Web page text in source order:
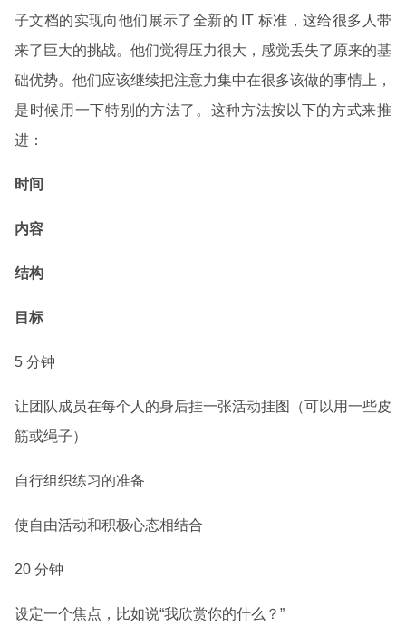
子文档的实现向他们展示了全新的 IT 标准，这给很多人带
来了巨大的挑战。他们觉得压力很大，感觉丢失了原来的基
础优势。他们应该继续把注意力集中在很多该做的事情上，
是时候用一下特别的方法了。这种方法按以下的方式来推
进：
时间
内容
结构
目标
5 分钟
让团队成员在每个人的身后挂一张活动挂图（可以用一些皮
筋或绳子）
自行组织练习的准备
使自由活动和积极心态相结合
20 分钟
设定一个焦点，比如说“我欣赏你的什么？”